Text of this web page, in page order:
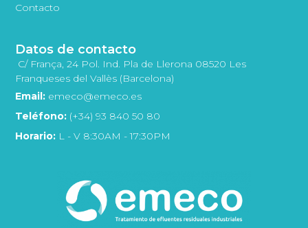
Contacto
Datos de contacto
C/ França, 24 Pol. Ind. Pla de Llerona 08520 Les
Franqueses del Vallès (Barcelona)
Email: emeco@emeco.es
Teléfono: (+34) 93 840 50 80
Horario: L - V 8:30AM - 17:30PM